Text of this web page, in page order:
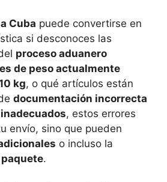
Cuba puede convertirse en
si desconoces las
proceso aduanero
de peso actualmente
kg, o qué artículos están
documentación incorrecta
, estos errores
envío, sino que pueden
o incluso la
.